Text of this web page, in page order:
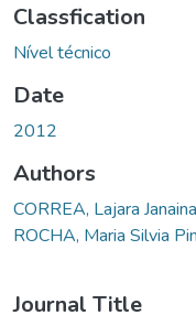
Classfication
Nível técnico
Date
2012
Authors
CORREA, Lajara
ROCHA, Maria Silvia
Journal Title